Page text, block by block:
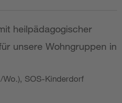
heilpädagogischer
unsere Wohngruppen in
Wo.), SOS-Kinderdorf